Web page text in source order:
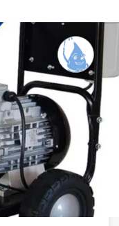
ESCRÍBENOS